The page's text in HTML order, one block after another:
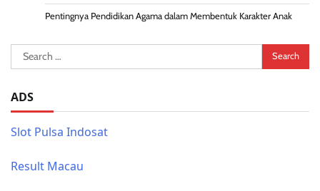
Pentingnya Pendidikan Agama dalam Membentuk Karakter Anak
Search
for:
ADS
Slot Pulsa Indosat
Result Macau